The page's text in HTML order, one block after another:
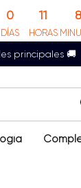
0
DÍAS
11
HORAS
8
principales 🚚